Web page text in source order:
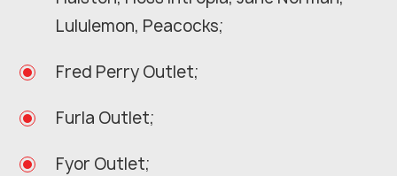
Lululemon, Peacocks;
Fred Perry Outlet;
Furla Outlet;
Fyor Outlet;